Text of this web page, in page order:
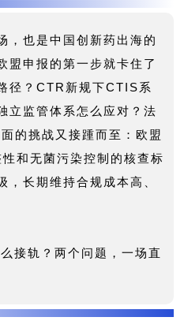
，也是中国创新药出海的
盟申报的第一步就卡住了
径？CTR 新规下CTIS系
立监管体系怎么应对？法
面的挑战又接踵而至：欧盟
和无菌污染控制的核查标
，长期维持合规成本高、
接轨？两个问题，一场直